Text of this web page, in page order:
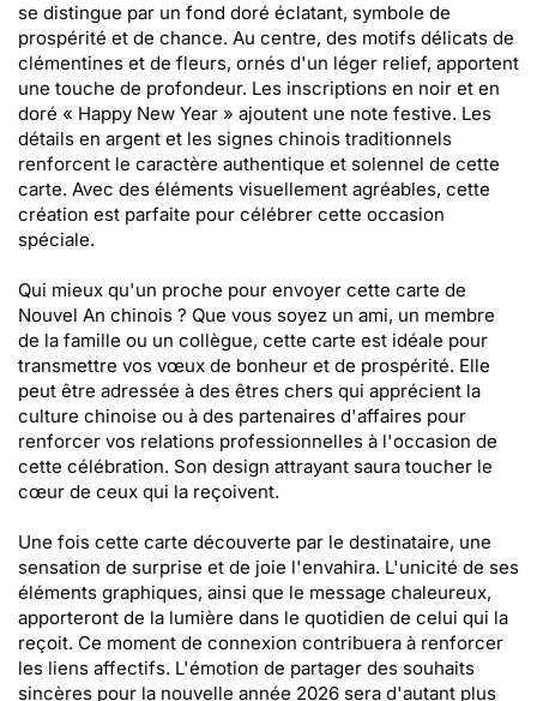
se distingue par un fond doré éclatant, symbole de
prospérité et de chance. Au centre, des motifs délicats de
clémentines et de fleurs, ornés d'un léger relief, apportent
une touche de profondeur. Les inscriptions en noir et en
doré « Happy New Year » ajoutent une note festive. Les
détails en argent et les signes chinois traditionnels
renforcent le caractère authentique et solennel de cette
carte. Avec des éléments visuellement agréables, cette
création est parfaite pour célébrer cette occasion
spéciale.
Qui mieux qu'un proche pour envoyer cette carte de
Nouvel An chinois ? Que vous soyez un ami, un membre
de la famille ou un collègue, cette carte est idéale pour
transmettre vos vœux de bonheur et de prospérité. Elle
peut être adressée à des êtres chers qui apprécient la
culture chinoise ou à des partenaires d'affaires pour
renforcer vos relations professionnelles à l'occasion de
cette célébration. Son design attrayant saura toucher le
cœur de ceux qui la reçoivent.
Une fois cette carte découverte par le destinataire, une
sensation de surprise et de joie l'envahira. L'unicité de ses
éléments graphiques, ainsi que le message chaleureux,
apporteront de la lumière dans le quotidien de celui qui la
reçoit. Ce moment de connexion contribuera à renforcer
les liens affectifs. L'émotion de partager des souhaits
sincères pour la nouvelle année 2026 sera d'autant plus